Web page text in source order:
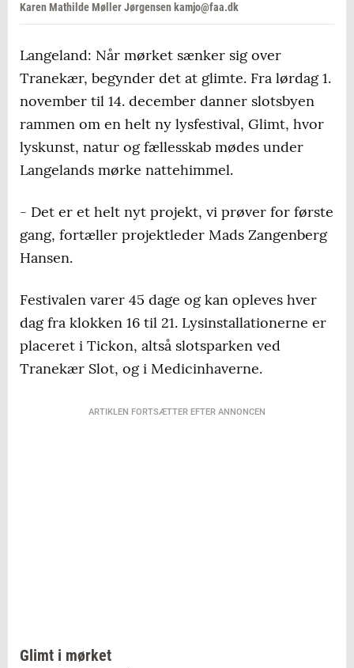
Karen Mathilde Møller Jørgensen kamjo@faa.dk
Langeland: Når mørket sænker sig over
Tranekær, begynder det at glimte. Fra lørdag 1.
november til 14. december danner slotsbyen
rammen om en helt ny lysfestival, Glimt, hvor
lyskunst, natur og fællesskab mødes under
Langelands mørke nattehimmel.
- Det er et helt nyt projekt, vi prøver for første
gang, fortæller projektleder Mads Zangenberg
Hansen.
Festivalen varer 45 dage og kan opleves hver
dag fra klokken 16 til 21. Lysinstallationerne er
placeret i Tickon, altså slotsparken ved
Tranekær Slot, og i Medicinhaverne.
ARTIKLEN FORTSÆTTER EFTER ANNONCEN
Glimt i mørket